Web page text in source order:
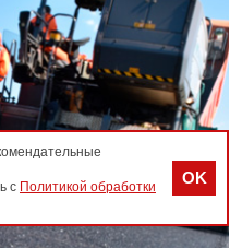
с Политикой обработки
OK